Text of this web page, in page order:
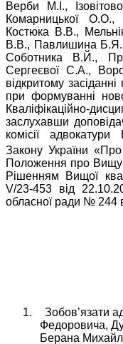
Верби М.І.,
Комарницької
Костюка В.В.,
В.В., Павлишина
Соботника В.Й.,
Сергеєвої С.А.,
відкритому
при формуванні
Кваліфікаційно-
заслухавши
комісії
Закону України
Положення про Вищу
Рішенням Вищої
V/23-453 від
обласної ради № 244
1.
Зобов’язати
Федоровича,
Берана